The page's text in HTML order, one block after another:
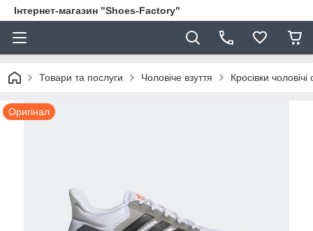
Інтернет-магазин "Shoes-Factory"
Товари та послуги Чоловіче взуття Кросівки чоловічі
Оригінал